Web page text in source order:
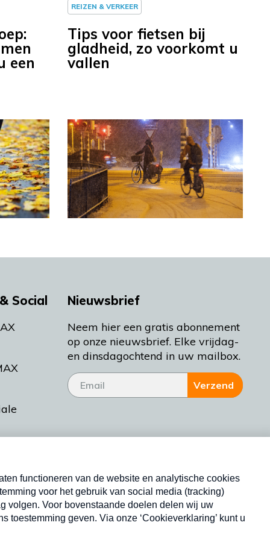
een
REIZEN & VERKEER
Tips voor fietsen bij
gladheid, zo voorkomt u
vallen
Social
Bakt
Nieuwsbrief
Neem hier een gratis abonnement
op onze nieuwsbrief. Elke vrijdag-
en dinsdagochtend in uw mailbox.
Verzend
Nieuwsbrief
Neem hier een gratis abonnement op onze